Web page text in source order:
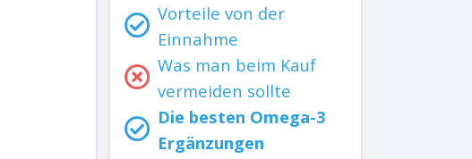
Vorteile von der
Einnahme
Was man beim Kauf
vermeiden sollte
Die besten Omega-3
Ergänzungen